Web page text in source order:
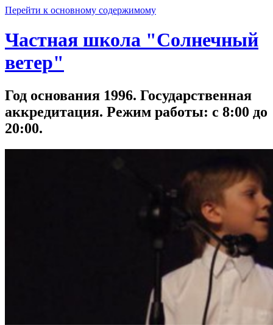
Перейти к основному содержимому
Частная школа "Солнечный
ветер"
Год основания 1996. Государственная
аккредитация. Режим работы: с 8:00 до
20:00.